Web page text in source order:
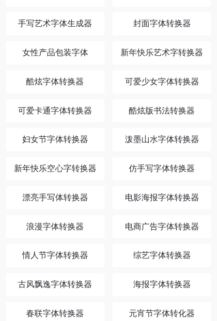
手写艺术字体生成器 封面字体转换器
女性产品包装字体 新年快乐艺术字转换器
酷炫字体转换器 可爱少女字体转换器
可爱卡通字体转换器 酷炫版书法转换器
妇女节字体转换器 泼墨山水字体转换器
新年快乐空心字转换器 仿手写字体转换器
漂亮手写体转换器 电影海报字体转换器
浪漫字体转换器 电商广告字体转换器
情人节字体转换器 综艺字体转换器
古风飘逸字体转换器 海报字体转换器
春联字体转换器 元宵节字体转化器